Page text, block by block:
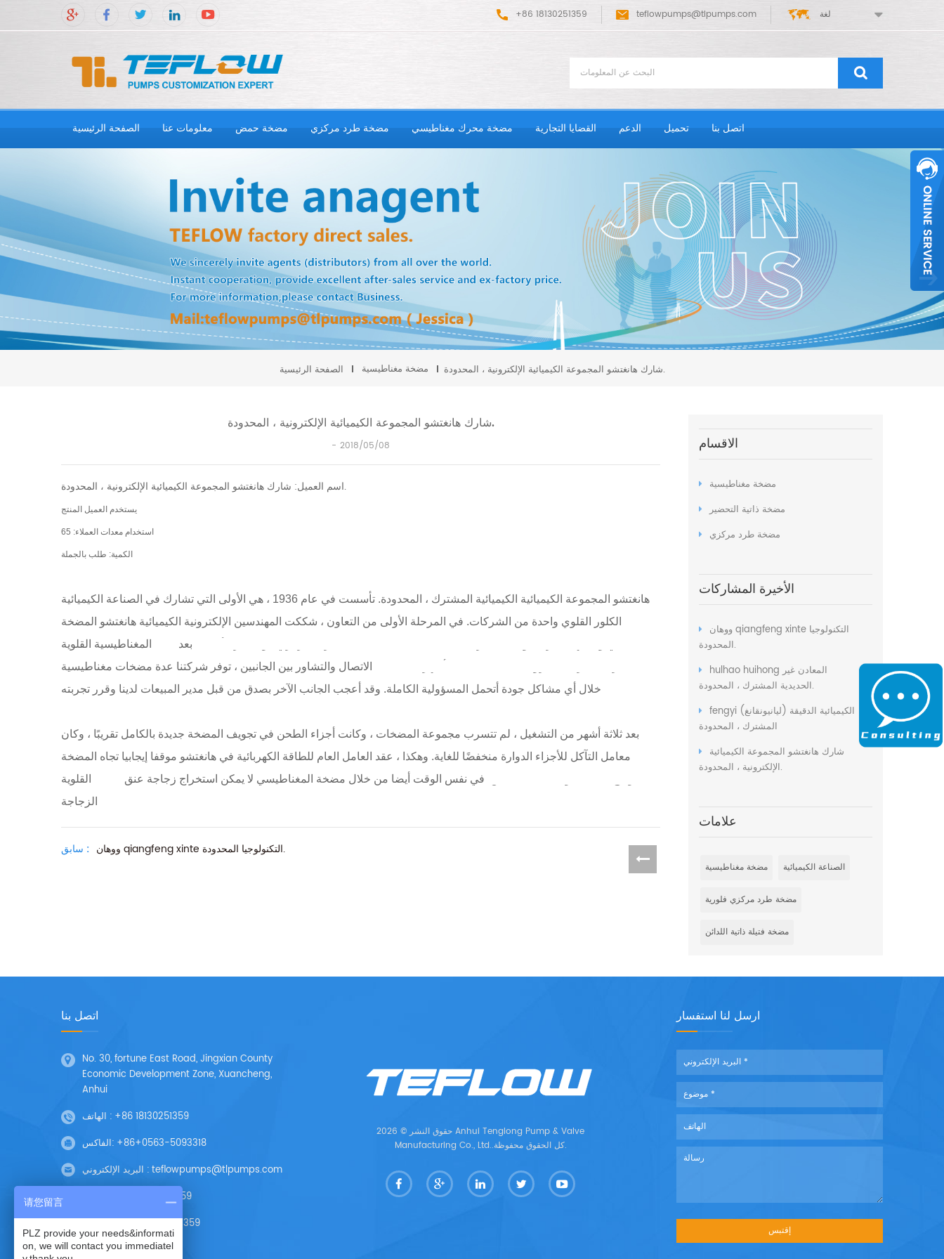
لغة +86 18130251359 teflowpumps@tlpumps.com
الصفحة الرئيسية معلومات عنا مضخة حمض مضخة طرد مركزي مضخة محرك مغناطيسي القضايا التجارية الدعم تحميل اتصل بنا
الصفحة الرئيسية مضخة مغناطيسية شارك هانغتشو المجموعة الكيميائية الإلكترونية ، المحدودة.
الاقسام
مضخة مغناطيسية
مضخة ذاتية التحضير
مضخة طرد مركزي
الأخيرة المشاركات
ووهان qiangfeng xinte التكنولوجيا
المحدودة.
hulhao huihong المعادن غير
الحديدية المشترك ، المحدودة.
fengyi الكيميائية الدقيقة (ليانيونقانغ)
المشترك ، المحدودة
شارك هانغتشو المجموعة الكيميائية
الإلكترونية ، المحدودة.
علامات
مضخة مغناطيسية الصناعة الكيميائية
مضخة طرد مركزي فلورية
مضخة فتيلة ذاتية اللدائن
شارك هانغتشو المجموعة الكيميائية الإلكترونية ، المحدودة.
2018/05/08
اسم العميل: شارك هانغتشو المجموعة الكيميائية الإلكترونية ، المحدودة.
الكمية: طلب بالجملة
هانغتشو المجموعة الكيميائية الكيميائية المشترك ، المحدودة. تأسست في عام 1936 ، هي الأولى التي تشارك في الصناعة الكيميائية
الكلور القلوي واحدة من الشركات. في المرحلة الأولى من التعاون ، شككت المهندسين الإلكترونية الكيميائية هانغتشو المضخة
بعد
الاتصال والتشاور بين الجانبين ، توفر شركتنا عدة مضخات مغناطيسية tmf-j lye على التجربة التجريبية لظروف التشغيل لمدة 3 أشهر ،
خلال أي مشاكل جودة أتحمل المسؤولية الكاملة.
بعد ثلاثة أشهر من التشغيل ، لم تتسرب مجموعة المضخات ، وكانت أجزاء الطحن في تجويف المضخة جديدة بالكامل تقريبًا ، وكان
معامل التآكل للأجزاء الدوارة منخفضًا للغاية. وهكذا ، عقد العامل العام للطاقة الكهربائية في هانغتشو موقفا إيجابيا تجاه المضخة
في نفس الوقت أيضا من خلال مضخة المغناطيسي لا يمكن استخراج زجاجة عنق
سابق : ووهان qiangfeng xinte التكنولوجيا المحدودة.
اتصل بنا
No. 30, fortune East Road, Jingxian County
Economic Development Zone, Xuancheng,
Anhui
الهاتف : +86 18130251359
الفاكس: +86+0563-5093318
البريد الإلكتروني :teflowpumps@tlpumps.com
+86 18130251359
+86 18130251359
حقوق النشر © 2026 Anhui Tenglong Pump & Valve
Manufacturing Co., Ltd..كل الحقوق محفوظة.
ارسل لنا استفسار
请您留言
PLZ provide your needs&informati
on, we will contact you immediatel